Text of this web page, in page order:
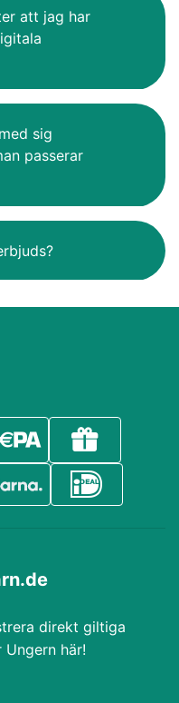
att jag har
sig
passerar
direkt giltiga
här!